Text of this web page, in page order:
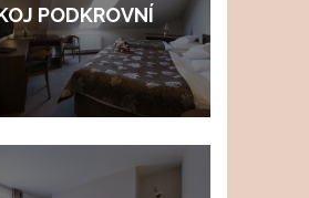
PODKROVNÍ